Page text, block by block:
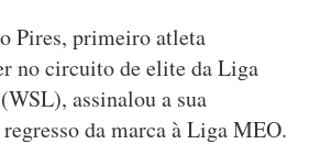
Pires, primeiro atleta
no circuito de elite da Liga
assinalou a sua
da marca à Liga MEO.